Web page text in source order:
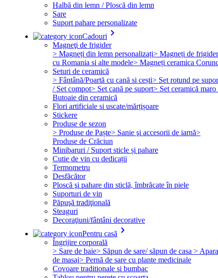
Halbă din lemn / Ploscă din lemn
Sare
Suport pahare personalizate
Cadouri keyboard_arrow_right
Magneţi de frigider
> Magneți din lemn personalizați> Magneți de frigider
cu Romania si alte modele> Magneți ceramica
Seturi de ceramică
> Fântână/Poartă cu cană si cești> Set rotund pe
/ Set compot> Set cană pe suport> Set ceramică maro
Butoaie din ceramică
Flori artificiale si uscate/mărțișoare
Stickere
Produse de sezon
> Produse de Paște> Sanie şi accesorii de iarnă>
Produse de Crăciun
Minibaruri / Suport sticle și pahare
Cutie de vin cu dedicații
Termometru
Desfăcător
Ploscă şi pahare din sticlă, îmbrăcate în piele
Suporturi de vin
Păpuşă tradiţională
Steaguri
Decoraţiuni/fântâni decorative
Pentru casă keyboard_arrow_right
Îngrijire corporală
> Sare de baie> Săpun de sare/ săpun de casa >
de masaj> Pernă de sare cu plante medicinale
Covoare traditionale si bumbac